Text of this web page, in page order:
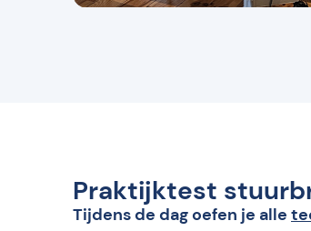
Praktijktest
Tijdens de dag oefen je alle